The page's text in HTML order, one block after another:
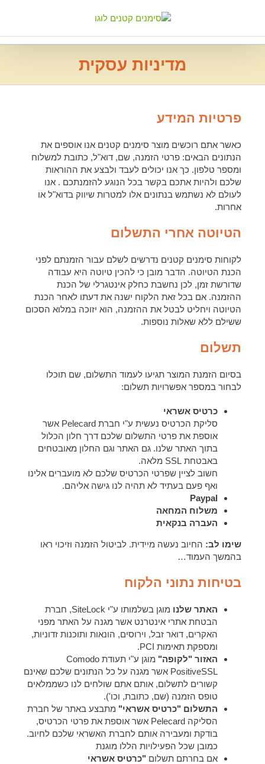
מדיניות עסקית
פרטיות המידע
כאשר אתם רוכשים מוצר סימנים קטנים אנו אוספים את
הנתונים הבאים: פרטי הזמנה, שם, דוא"ל, כתובת למשלוח
ומספר טלפון. כך אנו יכולים לעבד ולבצע את ההוראות
שלכם ולהיות אתכם בקשר בכל הנוגע להזמנתכם . אנו
לעולם לא נשתמש בנתונים אלו למטרות שיווק בדוא"ל או
אחרות.
הטיוטה אחרי התשלום
לקוחות סימנים קטנים נדרשים לשלם עבור הזמנתם לפני
הכנת הטיוטה. הדבר מובן כי להכין טיוטה היא עבודה
שדורשת זמן, לכן נחשבת כחלק אינטגרלי של הכנת
ההזמנה. אם בכל זאת הלקוח ישנה את דעתו לאחר הכנת
הטיוטה ויחליט לבטל את ההזמנה, הוא יזוכה במלוא הסכום
ששילם ללא שאלות נוספות.
תשלום
בסיום הזמנת המוצר תגיעו לעמוד התשלום, שם תוכלו
לבחור במספר אפשרויות תשלום:
כרטיס אשראי
סליקת הכרטיס נעשית ע"י חברת Pelecard אשר
אוספת את פרטי התשלום שלכם דרך חלון הכלול
בתוך האתר שלנו. גם האתר וגם החלון מאובטחים
באבטחת SSL מלאה.
חשוב לציין שפרטי הכרטיס שלכם לא מועברים אלינו
ואף פעם בעתיד לא תהיה לנו גישה אליהם.
Paypal
משלוח המחאה
העברה בנקאית
שימו לב: החיוב נעשה מיידית. לביטול הזמנה וזיכוי ראו
בהמשך העמוד…
בטיחות נתוני הלקוח
האתר שלנו
מוגן בשלמותו ע"י SiteLock, חברת
הבטחת אתרי אינטרנט אשר מגנה על האתר מפני
האקרים, דואר זבל, וירוסים, הונאות ותוכנות זדוניות,
ומספקת תאימות PCI.
האזור "לקופה"
מוגן ע"י תעודת Comodo
PositiveSSL אשר מגנה על כל הנתונים שלכם שאינם
קשורים לתשלום, אותם אתם שולחים לנו כשממלאים
טופס הזמנה (שם, כתובת, וכו').
התשלום "כרטיס אשראי" מתבצע באתר של חברת
הסליקה Pelecard אשר אוספת את פרטי הכרטיס,
בודקת ומעבירה אותם לחברת האשראי שלכם לחיוב.
כמובן שכל הפעילויות הללו מוגנת
אם בחרתם תשלום "כרטיס אשראי